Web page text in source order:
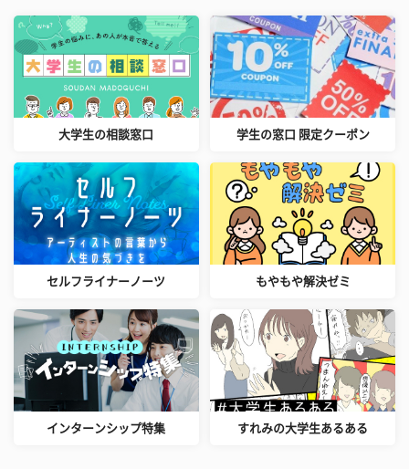
大学生の相談窓口 学生の窓口 限定クーポン
セルフライナーノーツ もやもや解決ゼミ
インターンシップ特集 すれみの大学生あるある